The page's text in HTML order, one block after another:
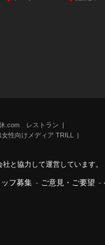
.com レストラン
女性向けメディア TRILL
と協力して運営しています。
ッフ募集 - ご意見・ご要望 -